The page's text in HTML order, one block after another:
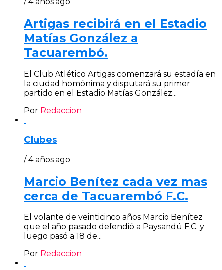
/ 4 años ago
Artigas recibirá en el Estadio
Matías González a
Tacuarembó.
El Club Atlético Artigas comenzará su estadía en
la ciudad homónima y disputará su primer
partido en el Estadio Matías González...
Por Redaccion
Clubes
/ 4 años ago
Marcio Benítez cada vez mas
cerca de Tacuarembó F.C.
El volante de veinticinco años Marcio Benítez
que el año pasado defendió a Paysandú F.C. y
luego pasó a 18 de...
Por Redaccion